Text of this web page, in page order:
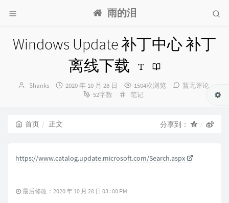
雨的泪
Windows Update 补丁中心 补丁
离线下载
博
Shanks
发
2020 年 10 月 28 日 1504次浏览
暂无评论
52字数
分
笔记
首页 正文 分享到：
https://www.catalog.update.microsoft.com/Search.aspx
最后修改：2020 年 10 月 28 日 03 : 00 PM